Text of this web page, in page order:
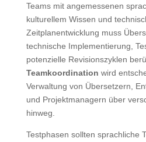
Teams mit angemessenen
kulturellem Wissen und
Zeitplanentwicklung muss
technische Implementierung,
potenzielle Revisionszyklen
Teamkoordination wird
Verwaltung von Übersetzern,
und Projektmanagern über
hinweg.
Testphasen sollten sprachliche